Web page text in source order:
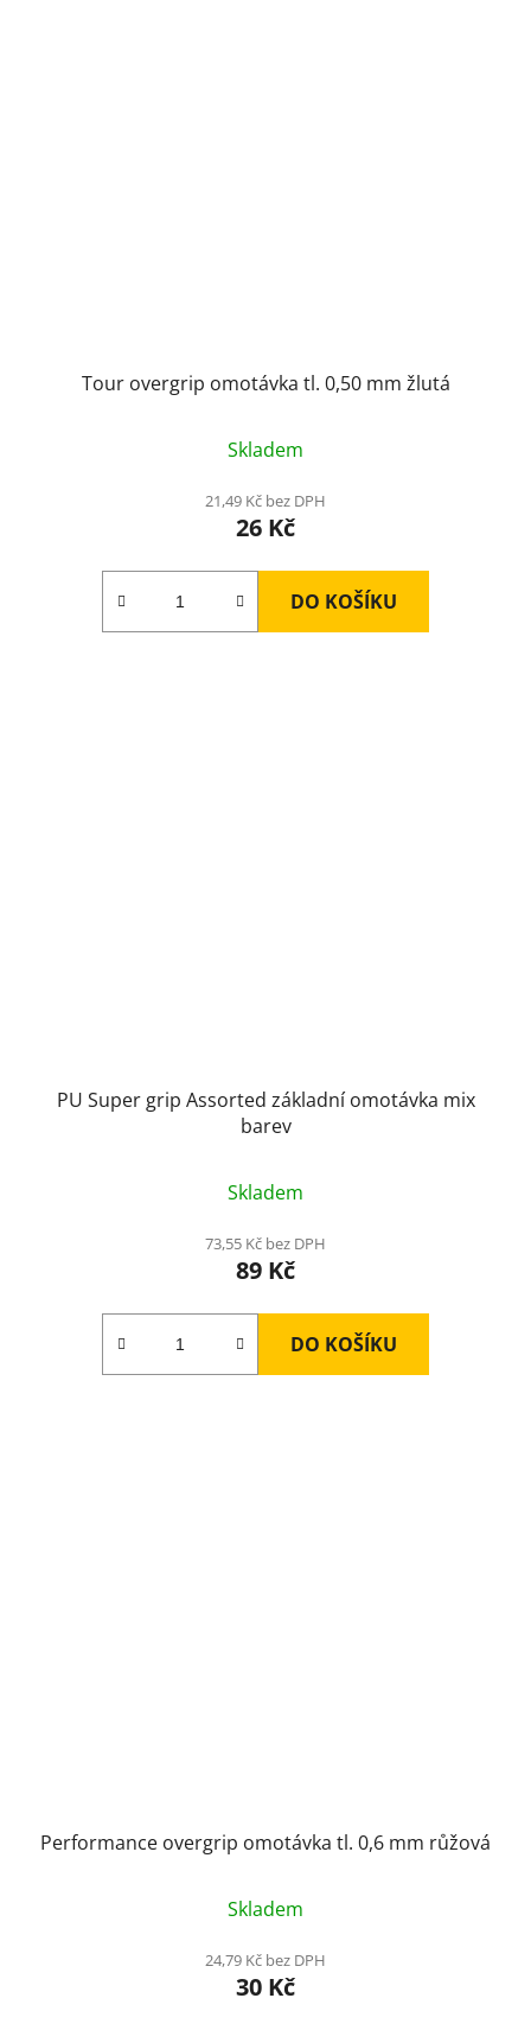
Tour overgrip omotávka tl. 0,50 mm žlutá
Skladem
21,49 Kč bez DPH
26 Kč
DO KOŠÍKU
PU Super grip Assorted základní omotávka mix
barev
Skladem
73,55 Kč bez DPH
89 Kč
DO KOŠÍKU
Performance overgrip omotávka tl. 0,6 mm růžová
Skladem
24,79 Kč bez DPH
30 Kč